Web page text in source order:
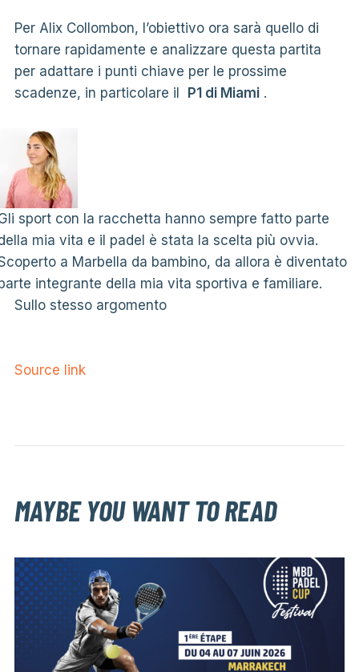
Per Alix Collombon, l’obiettivo ora sarà quello di
tornare rapidamente e analizzare questa partita
per adattare i punti chiave per le prossime
scadenze, in particolare il P1 di Miami.
sport con la racchetta hanno sempre fatto parte
mia vita e il padel è stata la scelta più ovvia.
a Marbella da bambino, da allora è diventato
integrante della mia vita sportiva e familiare.
Sullo stesso argomento
Source link
MAYBE YOU WANT TO READ